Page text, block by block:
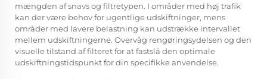
mængden af snavs og filtretypen. I områder med høj trafik
kan der være behov for ugentlige udskiftninger, mens
områder med lavere belastning kan udstrække intervallet
mellem udskiftningerne. Overvåg rengøringsydelsen og den
visuelle tilstand af filteret for at fastslå den optimale
udskiftningstidspunkt for din specifikke anvendelse.